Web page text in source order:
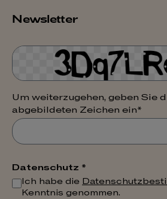
Newsletter
Um weiterzugehen, geben Sie
abgebildeten Zeichen ein*
Datenschutz *
Ich habe die
Kenntnis genommen.